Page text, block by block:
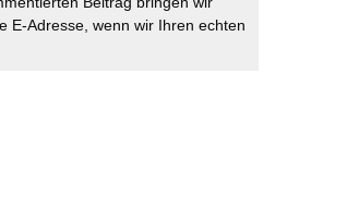
E-Adresse, wenn wir Ihren echten